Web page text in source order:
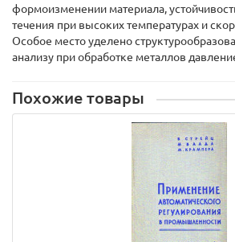
формоизменении материала,
течения при высоких температурах и
Особое место уделено
анализу при обработке металлов
Похожие товары